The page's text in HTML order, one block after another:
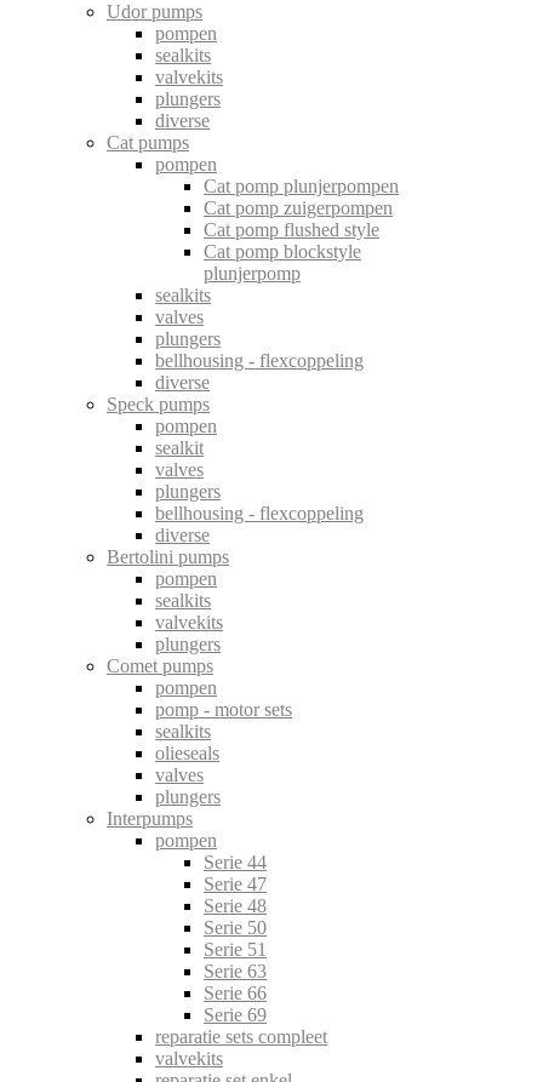
Udor pumps
pompen
sealkits
valvekits
plungers
diverse
Cat pumps
pompen
Cat pomp plunjerpompen
Cat pomp zuigerpompen
Cat pomp flushed style
Cat pomp blockstyle
plunjerpomp
sealkits
valves
plungers
bellhousing - flexcoppeling
diverse
Speck pumps
pompen
sealkit
valves
plungers
bellhousing - flexcoppeling
diverse
Bertolini pumps
pompen
sealkits
valvekits
plungers
Comet pumps
pompen
pomp - motor sets
sealkits
olieseals
valves
plungers
Interpumps
pompen
Serie 44
Serie 47
Serie 48
Serie 50
Serie 51
Serie 63
Serie 66
Serie 69
reparatie sets compleet
valvekits